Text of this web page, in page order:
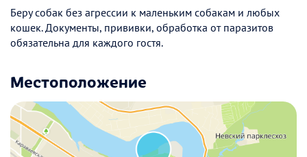
Беру собак без агрессии к маленьким собакам и любых
кошек. Документы, прививки, обработка от паразитов
обязательна для каждого гостя.
Местоположение